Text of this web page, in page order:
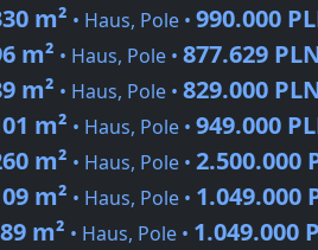
m² • Haus, Pole • 990.000
m² • Haus, Pole • 877.629
m² • Haus, Pole • 829.000
m² • Haus, Pole • 949.000
m² • Haus, Pole • 2.500.000
m² • Haus, Pole • 1.049.000
89 m² • Haus, Pole • 1.049.000